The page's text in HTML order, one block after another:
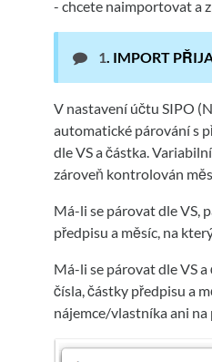
- chcete naimportovat a
1. IMPORT
V nastavení účtu SIPO
automatické párování s
dle VS a částka.
zároveň kontrolován
Má-li se párovat dle VS,
předpisu a měsíc, na
Má-li se párovat dle VS
čísla, částky předpisu a
nájemce/vlastníka ani na